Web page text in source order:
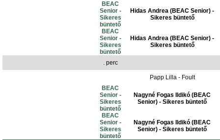
BEAC
Senior -
Sikeres
büntető
Hidas Andrea (BEAC Senior) -
Sikeres büntető
BEAC
Senior -
Sikeres
büntető
Hidas Andrea (BEAC Senior) -
Sikeres büntető
. perc
Papp Lilla - Foult
BEAC
Senior -
Sikeres
büntető
Nagyné Fogas Ildikó (BEAC
Senior) - Sikeres büntető
BEAC
Senior -
Sikeres
büntető
Nagyné Fogas Ildikó (BEAC
Senior) - Sikeres büntető